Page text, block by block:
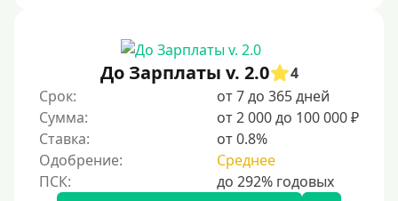
До Зарплаты v. 2.0
4
Срок:
от 7 до 365 дней
Сумма:
от 2 000 до 100 000 ₽
Ставка:
от 0.8%
Одобрение:
Среднее